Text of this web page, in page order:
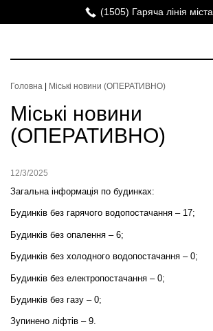
(1505) Гаряча лінія міста
Головна Міські новини (ОПЕРАТИВНО)
Міські новини
(ОПЕРАТИВНО)
12/3/2025
Загальна інформація по будинках:
Будинків без гарячого водопостачання – 17;
Будинків без опалення – 6;
Будинків без холодного водопостачання – 0;
Будинків без електропостачання – 0;
Будинків без газу – 0;
Зупинено ліфтів – 9.